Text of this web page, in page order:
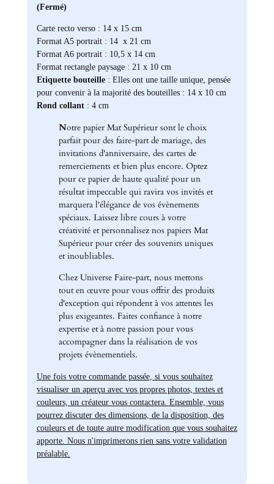
(Fermé)
Carte recto verso : 14 x 15 cm
Format A5 portrait : 14 x 21 cm
Format A6 portrait : 10,5 x 14 cm
Format rectangle paysage : 21 x 10 cm
Etiquette bouteille: Elles ont une taille unique, pensée
pour convenir à la majorité des bouteilles : 14 x 10 cm
Rond collant : 4 cm
Notre papier Mat Supérieur sont le choix
parfait pour des faire-part de mariage, des
invitations d'anniversaire, des cartes de
remerciements et bien plus encore. Optez
pour ce papier de haute qualité pour un
résultat impeccable qui ravira vos invités et
marquera l'élégance de vos évènements
spéciaux. Laissez libre cours à votre
créativité et personnalisez nos papiers Mat
Supérieur pour créer des souvenirs uniques
et inoubliables.
Chez Universe Faire-part, nous mettons
tout en œuvre pour vous offrir des produits
d'exception qui répondent à vos attentes les
plus exigeantes. Faites confiance à notre
expertise et à notre passion pour vous
accompagner dans la réalisation de vos
projets évènementiels.
Une fois votre commande passée, si vous souhaitez
visualiser un aperçu avec vos propres photos, textes et
couleurs, un créateur vous contactera. Ensemble, vous
pourrez discuter des dimensions, de la disposition, des
couleurs et de toute autre modification que vous souhaitez
apporte. Nous n'imprimerons rien sans votre validation
préalable.